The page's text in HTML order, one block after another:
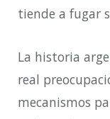
tiende a fugar
La historia
real
mecanismos